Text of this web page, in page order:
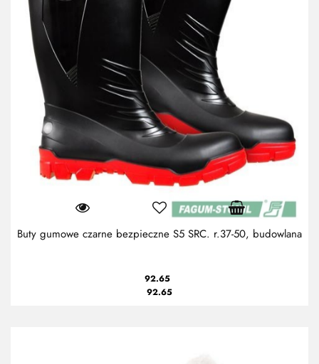
Buty gumowe czarne bezpieczne S5 SRC. r.37-50, budowlana
92.65
92.65